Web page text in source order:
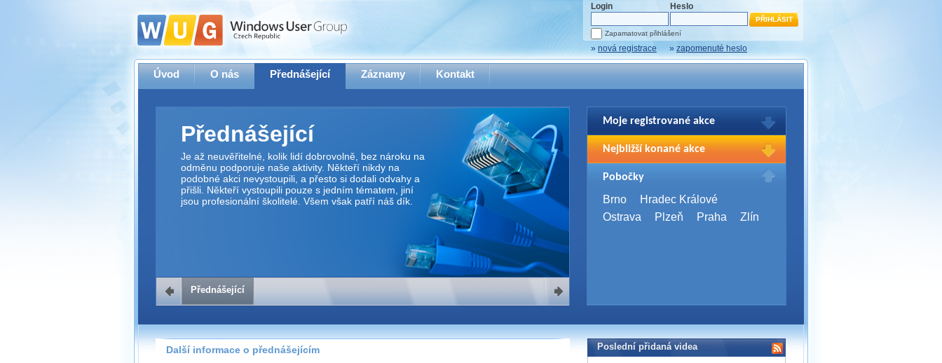
Login Heslo
Zapamatovat přihlášení
» nová registrace » zapomenuté heslo
Úvod O nás Přednášející Záznamy Kontakt
Přednášející
Je až neuvěřitelné, kolik lidí dobrovolně, bez nároku na
odměnu podporuje naše aktivity. Někteří nikdy na
podobné akci nevystoupili, a přesto si dodali odvahy a
přišli. Někteří vystoupili pouze s jedním tématem, jiní
jsou profesionální školitelé. Všem však patří náš dík.
Přednášející
Moje registrované akce
Pro zobrazení Vašich registrací na akce
se prosím přihlašte.
Nejbližší konané akce
WUG Days 2026
4. 9. 2026,Brno
SQL Server Bootcamp 2026
Pobočky
Brno
Hradec Králové
Ostrava
Plzeň Praha Zlín
Další informace o přednášejícím Poslední přidaná videa